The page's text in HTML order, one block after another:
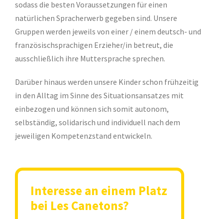
sodass die besten Voraussetzungen für einen
natürlichen Spracherwerb gegeben sind. Unsere
Gruppen werden jeweils von einer / einem deutsch- und
französischsprachigen Erzieher/in betreut, die
ausschließlich ihre Muttersprache sprechen.
Darüber hinaus werden unsere Kinder schon frühzeitig
in den Alltag im Sinne des Situationsansatzes mit
einbezogen und können sich somit autonom,
selbständig, solidarisch und individuell nach dem
jeweiligen Kompetenzstand entwickeln.
Interesse an einem Platz
bei Les Canetons?